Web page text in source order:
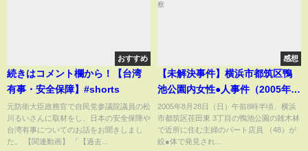
おすすめ
続きはコメント欄から！【台湾
有事・安全保障】#shorts
元防衛大臣政務官で自民党参議院議員の松
川るいさんに取材をし、日本の安全保障や
台湾有事についてのお話をお聞きしまし
た。 【関連動画】 「【過去...
感想
【未解決事件】横浜市都筑区鴨
池公園内女性●人事件（2005年8
月）現場映像も交えて考察
2005年8月28日（日）午前8時半頃、横浜
市都筑区荏田東 3丁目の鴨池公園の雑木林
で近所に住む主婦のパート店員 （48）が
絞●体で発見され...